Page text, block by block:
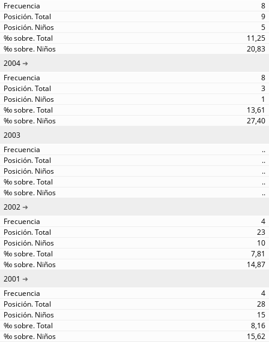
8
9
5
11,25
20,83
2004
8
3
1
13,61
27,40
2003
..
..
..
..
..
2002
4
23
10
7,81
14,87
2001
4
28
15
8,16
15,62